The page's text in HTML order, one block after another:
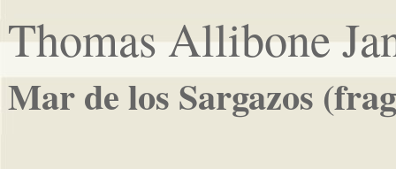
Thomas Allibone
Mar de los Sargazos